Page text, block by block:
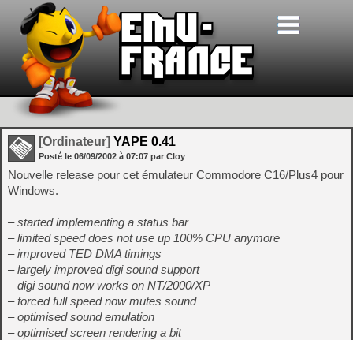
[Ordinateur] YAPE 0.41
Posté le 06/09/2002 à 07:07 par Cloy
Nouvelle release pour cet émulateur Commodore C16/Plus4 pour
Windows.
– started implementing a status bar
– limited speed does not use up 100% CPU anymore
– improved TED DMA timings
– largely improved digi sound support
– digi sound now works on NT/2000/XP
– forced full speed now mutes sound
– optimised sound emulation
– optimised screen rendering a bit